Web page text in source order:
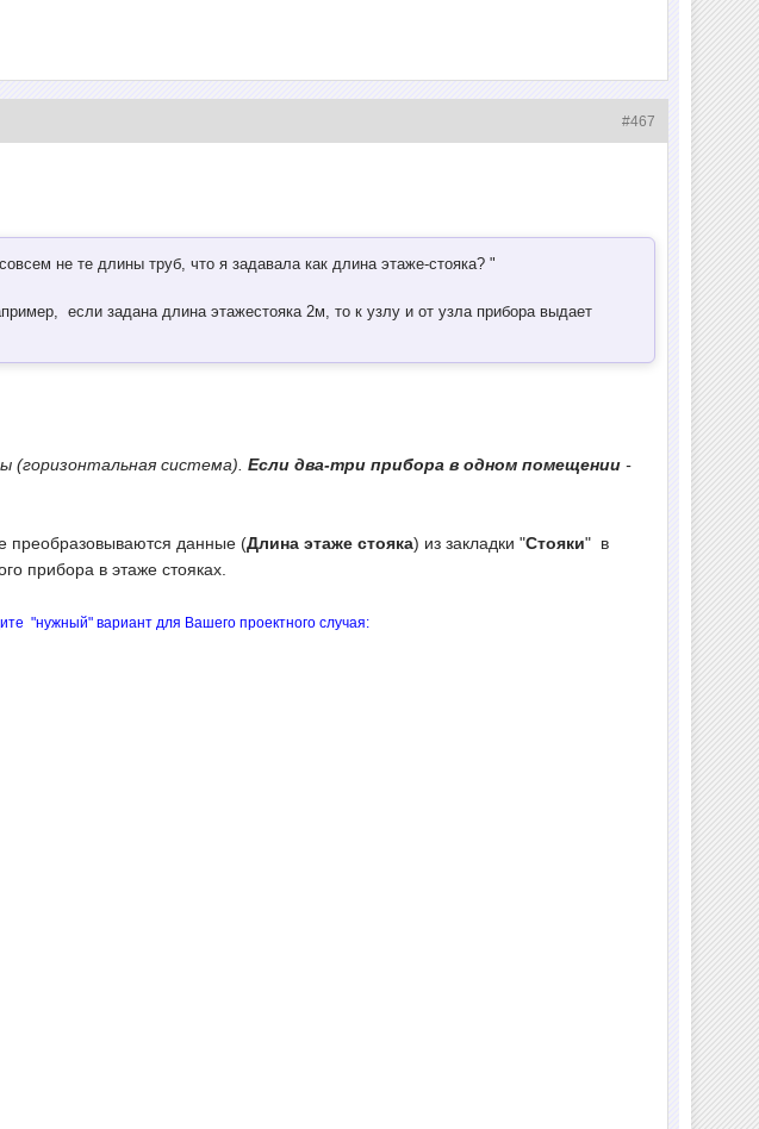
#467
не те длины труб, что я задавала как длина этаже-стояка? "
если задана длина этажестояка 2м, то к узлу и от узла прибора выдает
(горизонтальная система).Если два-три прибора в одном помещении -
преобразовываются данные (Длина этаже стояка) из закладки "Стояки" в
прибора в этаже стояках.
"нужный" вариант для Вашего проектного случая: